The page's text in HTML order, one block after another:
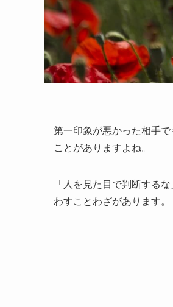
第一印象が悪かった相手
ことがありますよね。
「人を見た目で判断する
わすことわざがあります。